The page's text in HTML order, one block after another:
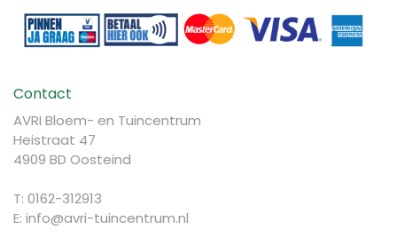
Contact
AVRI Bloem- en Tuincentrum
Heistraat 47
4909 BD Oosteind
T: 0162-312913
E: info@avri-tuincentrum.nl